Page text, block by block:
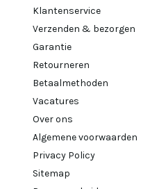
Klantenservice
Verzenden & bezorgen
Garantie
Retourneren
Betaalmethoden
Vacatures
Over ons
Algemene voorwaarden
Privacy Policy
Sitemap